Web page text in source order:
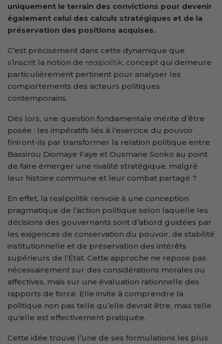
uniquement le terrain des convictions pour devenir
également celui des calculs stratégiques et de la
préservation des positions acquises.
C’est précisément dans cette dynamique que
s’inscrit la notion de realpolitik, concept qui demeure
particulièrement pertinent pour analyser les
comportements des acteurs politiques
contemporains.
Dès lors, une question fondamentale mérite d’être
posée : les impératifs liés à l’exercice du pouvoir
finiront-ils par transformer la relation politique entre
Bassirou Diomaye Faye et Ousmane Sonko au point
de faire émerger une rivalité stratégique, malgré
leur histoire commune et leur combat partagé ?
En effet, la realpolitik renvoie à une conception
pragmatique de l’action politique selon laquelle les
décisions des gouvernants sont d’abord guidées par
les exigences de conservation du pouvoir, de stabilité
institutionnelle et de préservation des intérêts
supérieurs de l’État. Cette approche ne repose pas
nécessairement sur des considérations morales ou
affectives, mais sur une évaluation rationnelle des
rapports de force. Elle invite à comprendre la
politique non pas telle qu’elle devrait être, mais telle
qu’elle est effectivement pratiquée.
Cette idée trouve l’une de ses formulations les plus